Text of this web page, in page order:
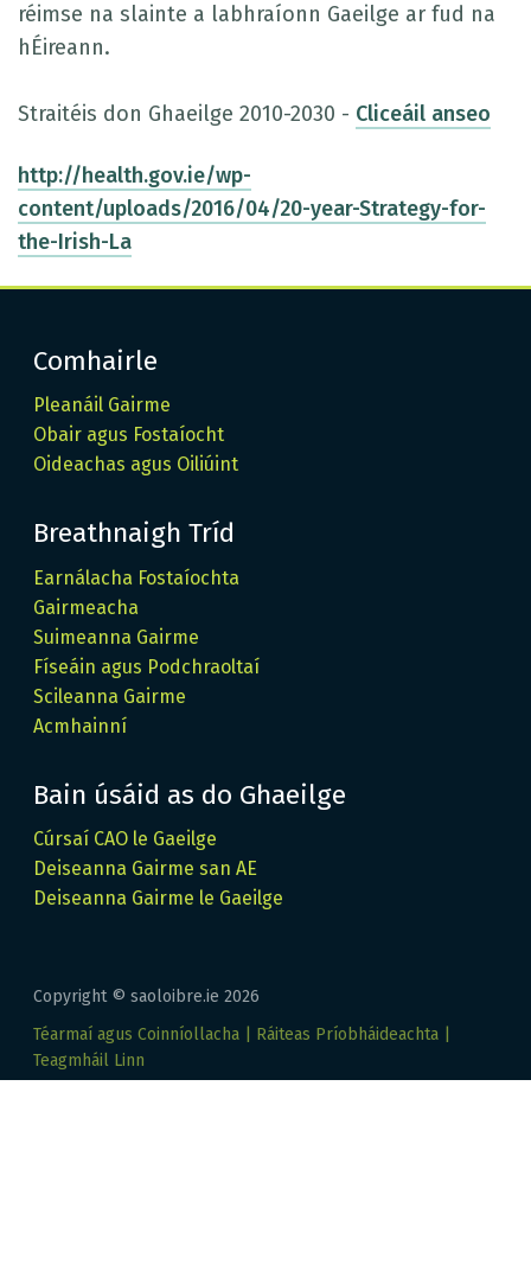
réimse na slainte a labhraíonn Gaeilge ar fud na
hÉireann.
Straitéis don Ghaeilge 2010-2030 - Cliceáil anseo
http://health.gov.ie/wp-
content/uploads/2016/04/20-year-Strategy-for-
the-Irish-La
Comhairle
Pleanáil Gairme
Obair agus Fostaíocht
Oideachas agus Oiliúint
Breathnaigh Tríd
Earnálacha Fostaíochta
Gairmeacha
Suimeanna Gairme
Físeáin agus Podchraoltaí
Scileanna Gairme
Acmhainní
Bain úsáid as do Ghaeilge
Cúrsaí CAO le Gaeilge
Deiseanna Gairme san AE
Deiseanna Gairme le Gaeilge
Copyright © saoloibre.ie2026
Téarmaí agus Coinníollacha
Ráiteas Príobháideachta
Teagmháil Linn